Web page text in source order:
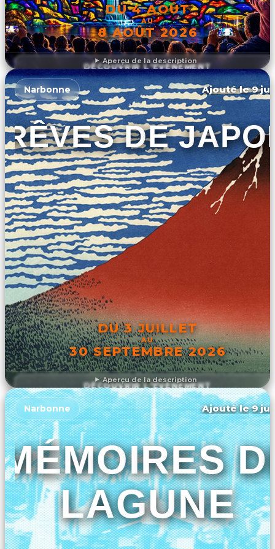
Aperçu de la description
DU 4 AOÛT
AU
8 AOÛT 2026
DÉCOUVRIR L'ÉVÉNEMENT
Aperçu de la description
Narbonne Ajouté le 9
RÊVES DE
DU 3 JUILLET
AU
30 SEPTEMBRE 2026
DÉCOUVRIR L'ÉVÉNEMENT
Narbonne Ajouté le 9
MÉMOIRES
LAGUNE